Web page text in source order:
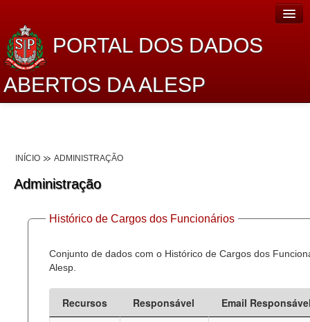
PORTAL DOS DADOS
ABERTOS DA ALESP
Dados Abertos Alesp
Lei de Acesso à Informação
Dados Governamentais Abertos
Planejamento
Catálogo de dados
Processo Legislativo
INÍCIO ADMINISTRAÇÃO
Administração
Histórico de Cargos dos Funcionários
Conjunto de dados com o Histórico de Cargos dos
Alesp.
Recursos Responsável
Email